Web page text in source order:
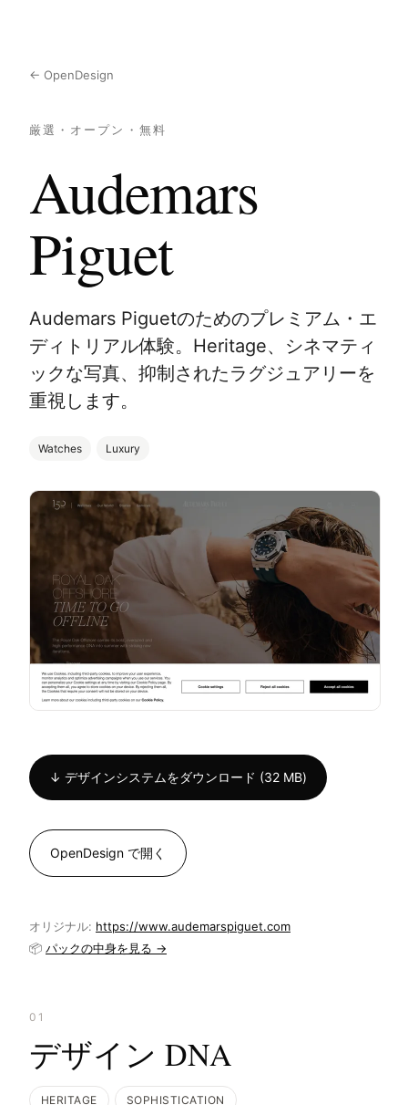
← OpenDesign
厳選・オープン・無料
Audemars
Piguet
Audemars Piguetのためのプレミアム・エ
ディトリアル体験。Heritage、シネマティ
ックな写真、抑制されたラグジュアリーを
重視します。
Watches Luxury
↓ デザインシステムをダウンロード (32 MB)
OpenDesign で開く
オリジナル: https://www.audemarspiguet.com
📦 パックの中身を見る →
01
デザイン DNA
HERITAGE SOPHISTICATION